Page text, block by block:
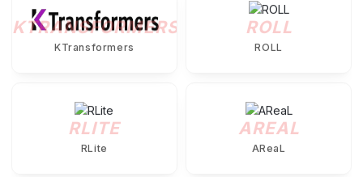
KTRANSFORMERS
KTransformers
ROLL
ROLL
RLITE
RLite
AREAL
AReaL